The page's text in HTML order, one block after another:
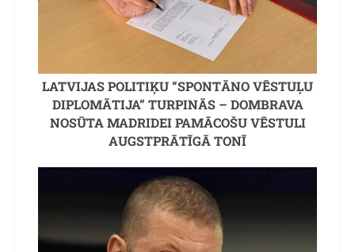
LATVIJAS POLITIĶU “SPONTĀNO VĒSTUĻU
DIPLOMĀTIJA” TURPINĀS – DOMBRAVA
NOSŪTA MADRIDEI PAMĀCOŠU VĒSTULI
AUGSTPRĀTĪGĀ TONĪ